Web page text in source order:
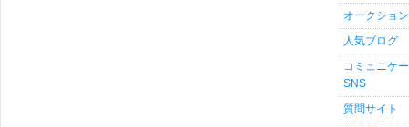
オークショ
人気ブログ
コミュニケ
SNS
質問サイト